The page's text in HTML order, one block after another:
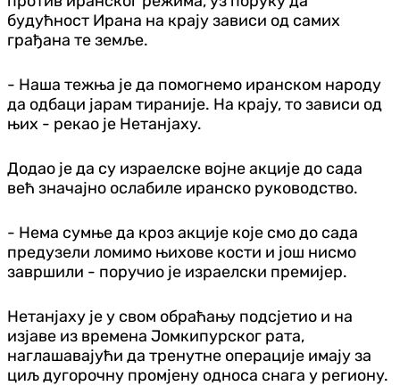
будућност Ирана на крају зависи од самих
грађана те земље.
- Наша тежња је да помогнемо иранском народу
да одбаци јарам тираније. На крају, то зависи од
њих - рекао је Нетанјаху.
Додао је да су израелске војне акције до сада
већ значајно ослабиле иранско руководство.
- Нема сумње да кроз акције које смо до сада
предузели ломимо њихове кости и још нисмо
завршили - поручио је израелски премијер.
Нетанјаху је у свом обраћању подсјетио и на
изјаве из времена Јомкипурског рата,
наглашавајући да тренутне операције имају за
циљ дугорочну промјену односа снага у региону.